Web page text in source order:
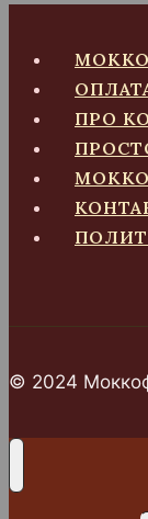
ПРО
© 2024